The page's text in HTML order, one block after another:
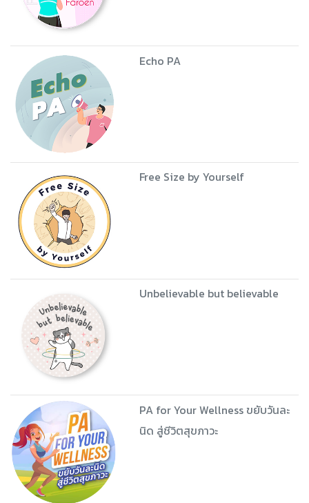
Echo PA
Free Size by Yourself
Unbelievable but believable
PA for Your Wellness ขยับวันละ
นิด สู่ชีวิตสุขภาวะ